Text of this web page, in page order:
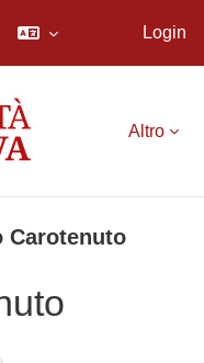
Login
Altro
Carotenuto